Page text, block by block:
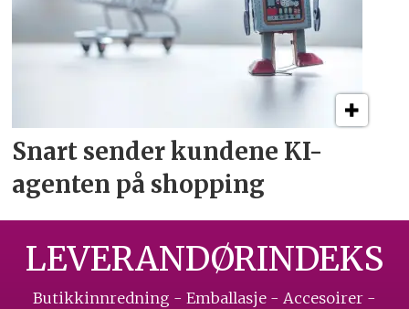
Snart sender kundene KI-
agenten på shopping
LEVERANDØRINDEKS
Butikkinnredning - Emballasje - Accesoirer -